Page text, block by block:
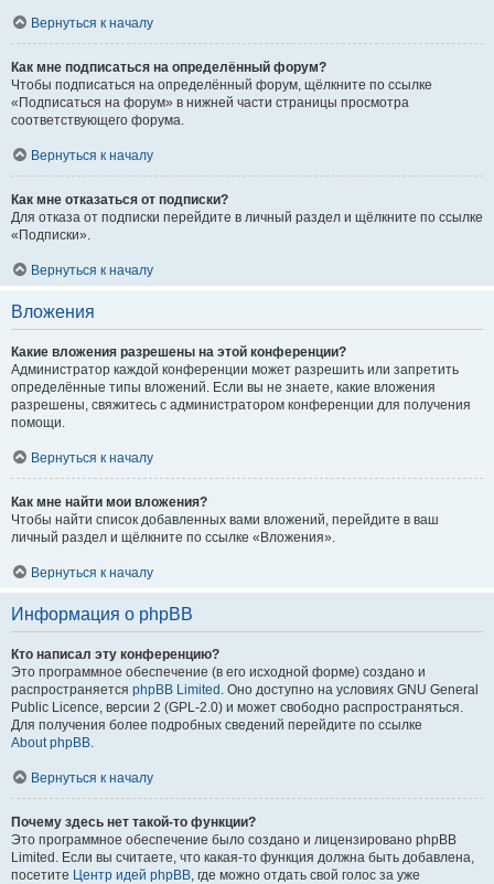
Вернуться к началу
Как мне подписаться на определённый форум?
Чтобы подписаться на определённый форум, щёлкните по ссылке
«Подписаться на форум» в нижней части страницы просмотра
соответствующего форума.
Вернуться к началу
Как мне отказаться от подписки?
Для отказа от подписки перейдите в личный раздел и щёлкните по ссылке
«Подписки».
Вернуться к началу
Вложения
Какие вложения разрешены на этой конференции?
Администратор каждой конференции может разрешить или запретить
определённые типы вложений. Если вы не знаете, какие вложения
разрешены, свяжитесь с администратором конференции для получения
помощи.
Вернуться к началу
Как мне найти мои вложения?
Чтобы найти список добавленных вами вложений, перейдите в ваш
личный раздел и щёлкните по ссылке «Вложения».
Вернуться к началу
Информация о phpBB
Кто написал эту конференцию?
Это программное обеспечение (в его исходной форме) создано и
распространяется phpBB Limited . Оно доступно на условиях GNU General
Public Licence, версии 2 (GPL-2.0) и может свободно распространяться.
Для получения более подробных сведений перейдите по ссылке
About phpBB.
Вернуться к началу
Почему здесь нет такой-то функции?
Это программное обеспечение было создано и лицензировано phpBB
Limited. Если вы считаете, что какая-то функция должна быть добавлена,
посетите Центр идей phpBB, где можно отдать свой голос за уже